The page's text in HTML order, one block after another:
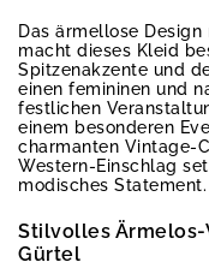
Das ärmellose
macht dieses Kleid
Spitzenakzente und
einen femininen und
festlichen
einem besonderen
charmanten Vintage-
Western-Einschlag
modisches Statement.
Stilvolles
Gürtel